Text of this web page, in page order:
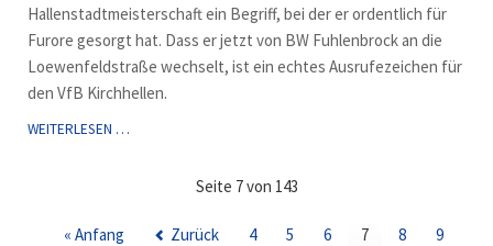
Hallenstadtmeisterschaft ein Begriff, bei der er ordentlich für
Furore gesorgt hat. Dass er jetzt von BW Fuhlenbrock an die
Loewenfeldstraße wechselt, ist ein echtes Ausrufezeichen für
den VfB Kirchhellen.
WEITERLESEN …NEUZUGANG
Seite 7 von 143
« Anfang Zurück 4 5 6 7 8
9